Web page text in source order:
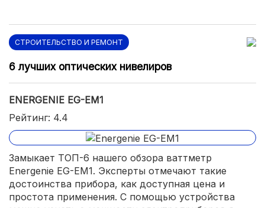
СТРОИТЕЛЬСТВО И РЕМОНТ
6 лучших оптических нивелиров
ENERGENIE EG-EM1
Рейтинг: 4.4
Замыкает ТОП-6 нашего обзора ваттметр
Energenie EG-EM1. Эксперты отмечают такие
достоинства прибора, как доступная цена и
простота применения. С помощью устройства